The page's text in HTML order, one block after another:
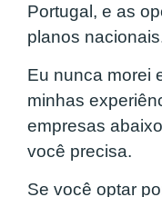
Portugal, e as
planos
Eu nunca morei
minhas
empresas
você precisa.
Se você optar